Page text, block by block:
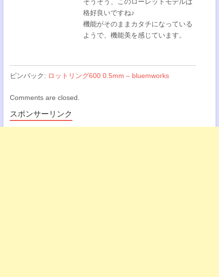
格好良いですね♪
機能がそのままカタチになっている
ようで、機能美を感じています。
ピンバック: ロットリング600 0.5mm – bluemworks
Comments are closed.
スポンサーリンク